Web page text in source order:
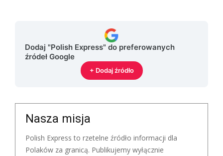
Dodaj "Polish Express" do preferowanych
źródeł Google
+ Dodaj źródło
Nasza misja
Polish Express to rzetelne źródło informacji dla
Polaków za granicą. Publikujemy wyłącznie